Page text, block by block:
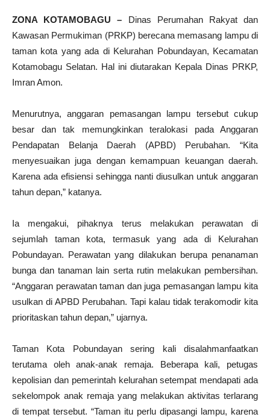
ZONA KOTAMOBAGU – Dinas Perumahan Rakyat dan
Kawasan Permukiman (PRKP) berecana memasang lampu di
taman kota yang ada di Kelurahan Pobundayan, Kecamatan
Kotamobagu Selatan. Hal ini diutarakan Kepala Dinas PRKP,
Imran Amon.
Menurutnya, anggaran pemasangan lampu tersebut cukup
besar dan tak memungkinkan teralokasi pada Anggaran
Pendapatan Belanja Daerah (APBD) Perubahan. “Kita
menyesuaikan juga dengan kemampuan keuangan daerah.
Karena ada efisiensi sehingga nanti diusulkan untuk anggaran
tahun depan,” katanya.
Ia mengakui, pihaknya terus melakukan perawatan di
sejumlah taman kota, termasuk yang ada di Kelurahan
Pobundayan. Perawatan yang dilakukan berupa penanaman
bunga dan tanaman lain serta rutin melakukan pembersihan.
“Anggaran perawatan taman dan juga pemasangan lampu kita
usulkan di APBD Perubahan. Tapi kalau tidak terakomodir kita
prioritaskan tahun depan,” ujarnya.
Taman Kota Pobundayan sering kali disalahmanfaatkan
terutama oleh anak-anak remaja. Beberapa kali, petugas
kepolisian dan pemerintah kelurahan setempat mendapati ada
sekelompok anak remaja yang melakukan aktivitas terlarang
di tempat tersebut. “Taman itu perlu dipasangi lampu, karena